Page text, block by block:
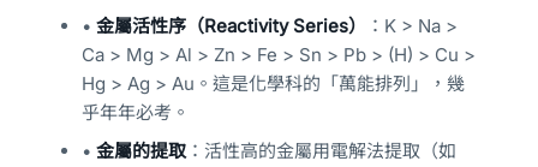
• 金屬活性序（Reactivity Series）
：K > Na >
Ca > Mg > Al > Zn > Fe > Sn > Pb > (H) > Cu >
Hg > Ag > Au。這是化學科的「萬能排列」，幾
乎年年必考。
• 金屬的提取：活性高的金屬用電解法提取（如